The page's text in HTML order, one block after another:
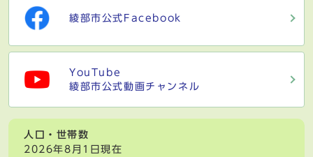
綾部市公式Facebook
YouTube
綾部市公式動画チャンネル
人口・世帯数
2026年8月1日現在